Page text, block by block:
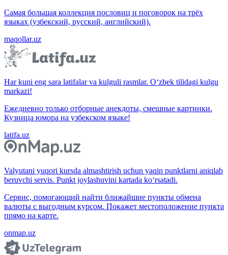
Самая большая коллекция пословиц и поговорок на трёх
языках (узбекский, русский, английский).
maqollar.uz
Har kuni eng sara latifalar va kulguli rasmlar. O‘zbek tilidagi kulgu
markazi!
Ежедневно только отборные анекдоты, смешные картинки.
Кузница юмора на узбекском языке!
latifa.uz
Valyutani yuqori kursda almashtirish uchun yaqin punktlarni aniqlab
beruvchi servis. Punkt joylashuvini kartada ko‘rsatadi.
Сервис, помогающий найти ближайшие пункты обмена
валюты с выгодным курсом. Покажет местоположение пункта
прямо на карте.
onmap.uz